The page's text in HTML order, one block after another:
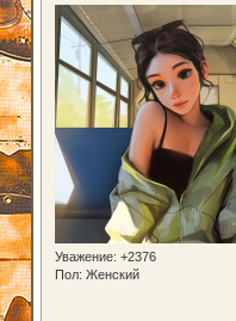
Уважение: +2376
Пол: Женский